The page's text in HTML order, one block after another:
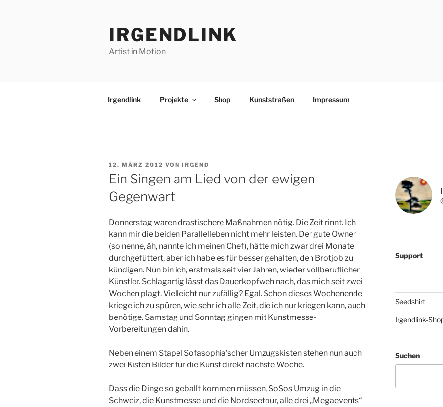
IRGENDLINK
Artist in Motion
Irgendlink Projekte Shop Kunststraßen Impressum
VERÖFFENTLICHT
AM
12. MÄRZ 2012 VON IRGEND
Ein Singen am Lied von der ewigen
Gegenwart
Donnerstag waren drastischere Maßnahmen nötig. Die Zeit rinnt. Ich
kann mir die beiden Parallelleben nicht mehr leisten. Der gute Owner
(so nenne, äh, nannte ich meinen Chef), hätte mich zwar drei Monate
durchgefüttert, aber ich habe es für besser gehalten, den Brotjob zu
kündigen. Nun bin ich, erstmals seit vier Jahren, wieder vollberuflicher
Künstler. Schlagartig lässt das Dauerkopfweh nach, das mich seit zwei
Wochen plagt. Vielleicht nur zufällig? Egal. Schon dieses Wochenende
kriege ich zu spüren, wie sehr ich alle Zeit, die ich nur kriegen kann, auch
benötige. Samstag und Sonntag gingen mit Kunstmesse-
Vorbereitungen dahin.
Neben einem Stapel Sofasophia’scher Umzugskisten stehen nun auch
zwei Kisten Bilder für die Kunst direkt nächste Woche.
Dass die Dinge so geballt kommen müssen, SoSos Umzug in die
Schweiz, die Kunstmesse und die Nordseetour, alle drei „Megaevents“
Support
Seedshirt
Irgendlink-
Suchen